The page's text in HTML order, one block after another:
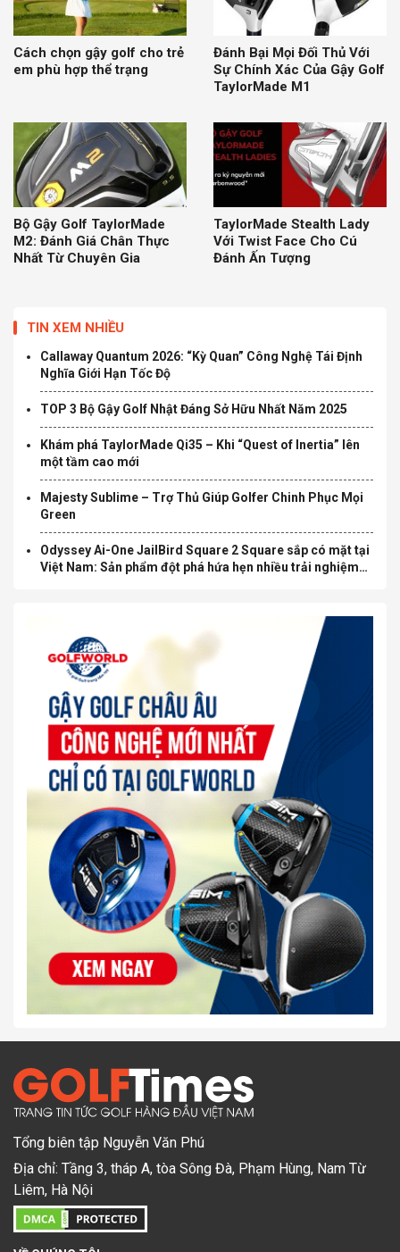
Cách chọn gậy golf cho trẻ
em phù hợp thể trạng
Đánh Bại Mọi Đối Thủ Với
Sự Chính Xác Của Gậy Golf
TaylorMade M1
Bộ Gậy Golf TaylorMade
M2: Đánh Giá Chân Thực
Nhất Từ Chuyên Gia
TaylorMade Stealth Lady
Với Twist Face Cho Cú
Đánh Ấn Tượng
TIN XEM NHIỀU
Callaway Quantum 2026: “Kỳ Quan” Công Nghệ Tái Định
Nghĩa Giới Hạn Tốc Độ
TOP 3 Bộ Gậy Golf Nhật Đáng Sở Hữu Nhất Năm 2025
Khám phá TaylorMade Qi35 – Khi “Quest of Inertia” lên
một tầm cao mới
Majesty Sublime – Trợ Thủ Giúp Golfer Chinh Phục Mọi
Green
Odyssey Ai-One JailBird Square 2 Square sắp có mặt tại
Việt Nam: Sản phẩm đột phá hứa hẹn nhiều trải nghiệm
Tổng biên tập Nguyễn Văn Phú
Địa chỉ: Tầng 3, tháp A, tòa Sông Đà, Phạm Hùng, Nam Từ
Liêm, Hà Nội